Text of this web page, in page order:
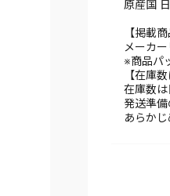
原産国
【掲載
メーカ
※商品パ
【在庫
在庫数は
発送準
あらかじ